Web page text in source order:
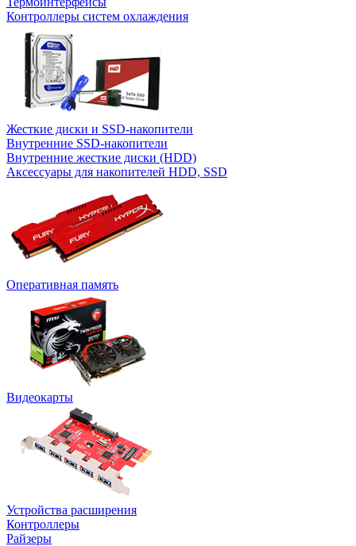
Контроллеры систем охлаждения
Жесткие диски и SSD-накопители
Внутренние SSD-накопители
Внутренние жесткие диски (HDD)
Аксессуары для накопителей HDD, SSD
Оперативная память
Видеокарты
Устройства расширения
Контроллеры
Райзеры